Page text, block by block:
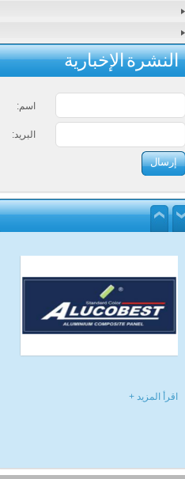
النشرة الإخبارية
اسم:
البريد:
اقرأ المزيد +
اقرأ المزيد +